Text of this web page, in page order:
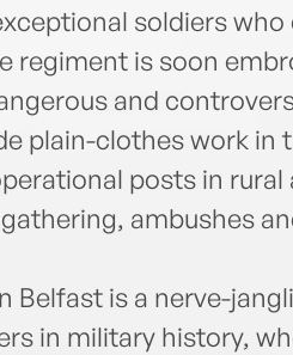
soldiers
regiment is soon
and
plain-clothes work in
posts in rural
ambushes
Belfast is a nerve-
in military history,